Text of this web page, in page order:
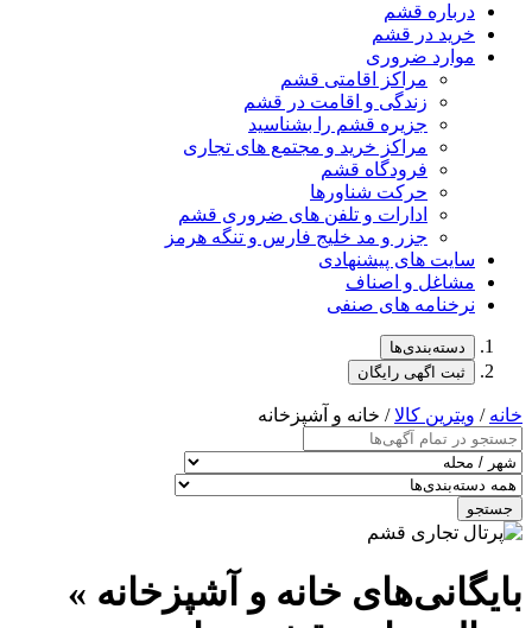
درباره قشم
خرید در قشم
موارد ضروری
مراکز اقامتی قشم
زندگی و اقامت در قشم
جزیره قشم را بشناسید
مراکز خرید و مجتمع های تجاری
فرودگاه قشم
حرکت شناورها
ادارات و تلفن های ضروری قشم
جزر و مد خلیج فارس و تنگه هرمز
سایت های پیشنهادی
مشاغل و اصناف
نرخنامه های صنفی
دسته‌بندی‌ها
ثبت اگهی رایگان
خانه / ویترین کالا/ خانه و آشپزخانه
جستجو
بایگانی‌های خانه و آشپزخانه »